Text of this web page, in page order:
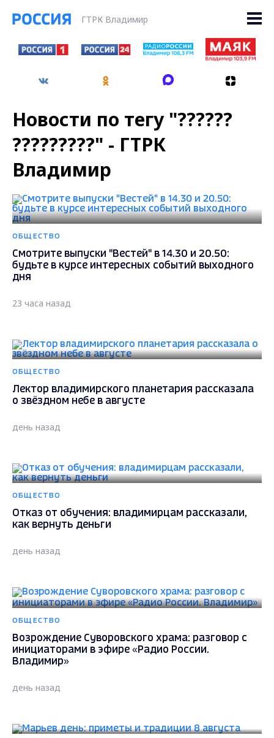
ГТРК Владимир
Новости по тегу "??????
?????????" - ГТРК
Владимир
ОБЩЕСТВО
Смотрите выпуски "Вестей" в 14.30 и 20.50:
будьте в курсе интересных событий выходного
дня
23 часа назад
ОБЩЕСТВО
Лектор владимирского планетария рассказала
о звёздном небе в августе
день назад
ОБЩЕСТВО
Отказ от обучения: владимирцам рассказали,
как вернуть деньги
день назад
ОБЩЕСТВО
Возрождение Суворовского храма: разговор с
инициаторами в эфире «Радио России.
Владимир»
день назад